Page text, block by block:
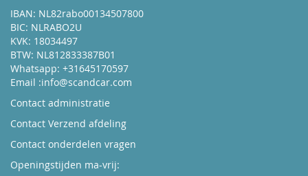
IBAN: NL82rabo00134507800
BIC: NLRABO2U
KVK: 18034497
BTW: NL812833387B01
Whatsapp: +31645170597
Email :info@scandcar.com
Contact administratie
Contact Verzend afdeling
Contact onderdelen vragen
Openingstijden ma-vrij: